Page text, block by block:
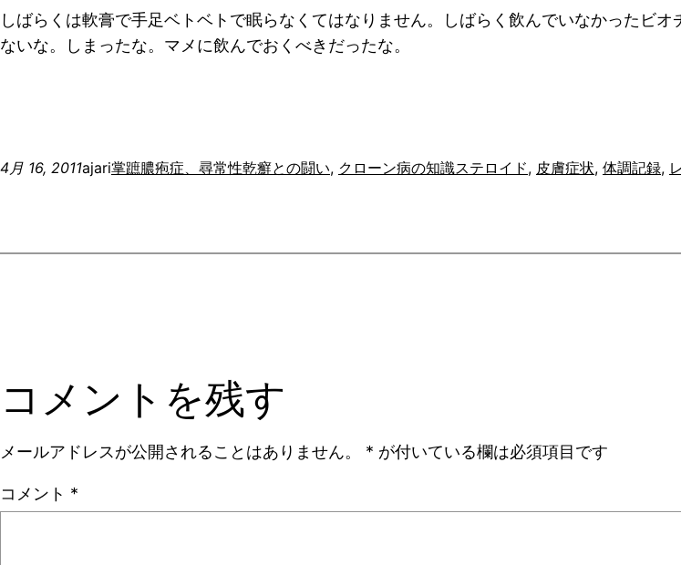
しばらくは軟膏で手足ベトベトで眠らなくてはなりません。しばらく飲んでいなかったビ
ないな。しまったな。マメに飲んでおくべきだったな。
4月 16, 2011ajari掌蹠膿疱症、尋常性乾癬との闘い, クローン病の知識ステロイド, 皮膚症状, 体調記録,
コメントを残す
メールアドレスが公開されることはありません。 * が付いている欄は必須項目です
コメント *